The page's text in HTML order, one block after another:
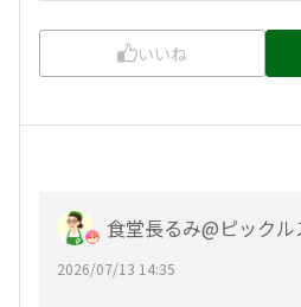
いいね
食堂長るみ@ピック
2026/07/13 14:35